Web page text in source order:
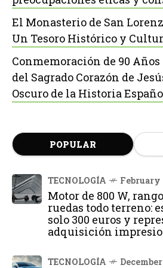
El Monasterio de San
Un Tesoro Histórico y
Conmemoración de 90
del Sagrado Corazón de
Oscuro de la Historia
POPULAR
TECNOLOGÍA February
Motor de 800 W,
ruedas todo terreno:
solo 300 euros y
adquisición
TECNOLOGÍA